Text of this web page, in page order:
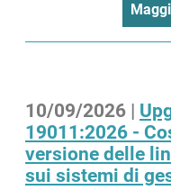
10/09/2026 |
19011:2026 -
versione delle
sui sistemi di